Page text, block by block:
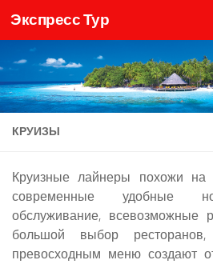
Skip to content
Экспресс Тур
КРУИЗЫ
Круизные лайнеры похожи
современные удобные
обслуживание, всевозможные
большой выбор
превосходным меню создают